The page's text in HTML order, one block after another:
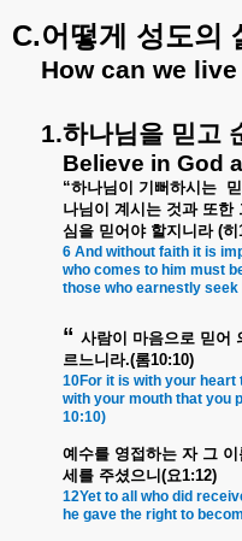
C.어떻게 성도의
How can we
1.하나님을 믿고
Believe in God
“하나님이 기뻐하시는
나님이 계시는 것과 또한
심을 믿어야 할지니라(히
6 And without faith it is
who comes to him must
those who earnestly seek
“ 사람이 마음으로 믿어
르느니라.(롬10:10)
10For it is with your heart
with your mouth that you
10:10)
예수를 영접하는 자 그 이
세를 주셨으니 (요1:12)
12Yet to all who did
he gave the right to